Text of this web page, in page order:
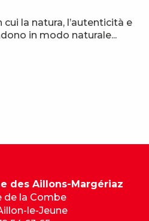
la natura, l’autenticità e
in modo naturale...
des Aillons-Margériaz
de la Combe
le-Jeune